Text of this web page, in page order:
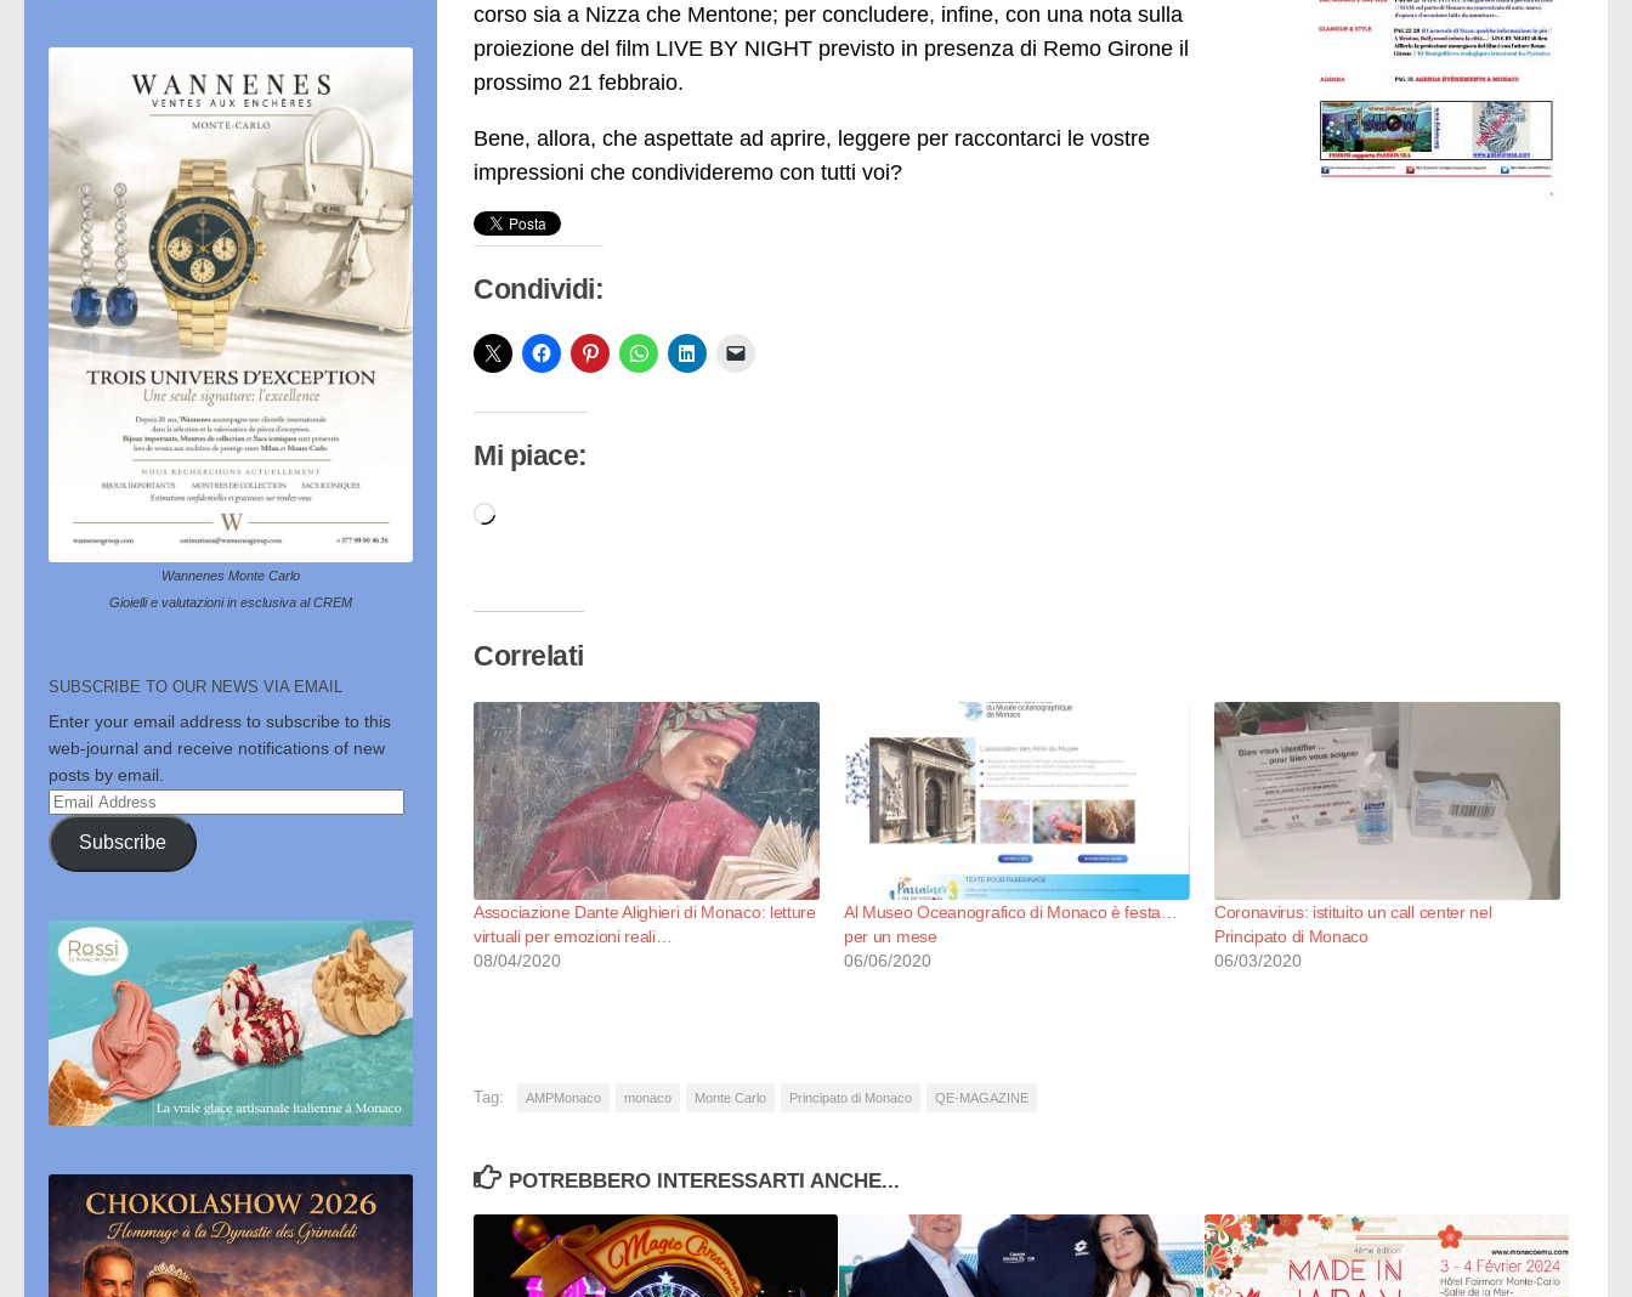
corso sia a Nizza che Mentone; per concludere, infine, con una nota sulla
proiezione del film LIVE BY NIGHT previsto in presenza di Remo Girone il
prossimo 21 febbraio.
Bene, allora, che aspettate ad aprire, leggere per raccontarci le vostre
impressioni che condivideremo con tutti voi?
Condividi:
Mi piace:
Caricamento
Correlati
Associazione Dante Alighieri di Monaco: letture
virtuali per emozioni reali…
08/04/2020
Al Museo Oceanografico di Monaco è festa…
per un mese
06/06/2020
Coronavirus: istituito un call center nel
Principato di Monaco
06/03/2020
Tag: AMPMonaco monaco Monte Carlo Principato di Monaco QE-MAGAZINE
POTREBBERO INTERESSARTI ANCHE...
Wannenes Monte Carlo
Gioielli e valutazioni in esclusiva al CREM
SUBSCRIBE TO OUR NEWS VIA EMAIL
Enter your email address to subscribe to this
web-journal and receive notifications of new
posts by email.
Email
Address
Subscribe